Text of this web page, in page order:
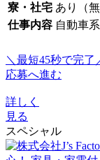
寮・社宅 あり（無
仕事内容 自動車
＼最短45秒で完了
応募へ進む
詳しく
見る
スペシャル